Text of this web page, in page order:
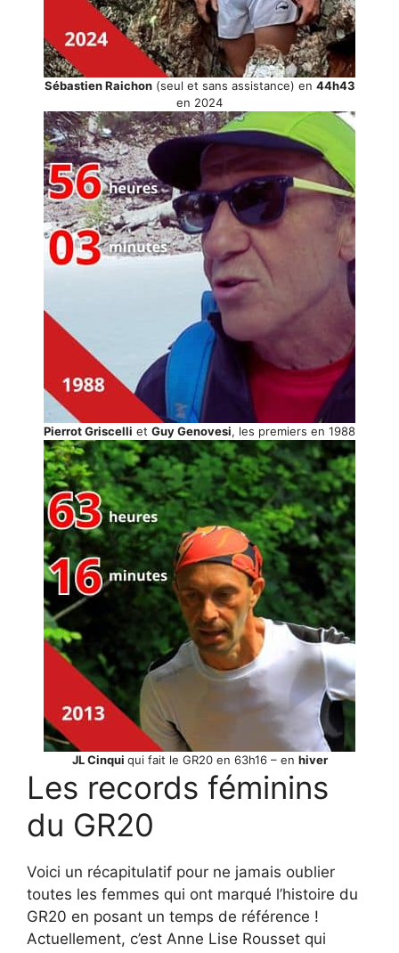
Sébastien Raichon(seul et sans assistance) en 44h43
en 2024
Pierrot Griscelli et Guy Genovesi, les premiers en 1988
JL Cinqui qui fait le GR20 en 63h16 – en hiver
Les records féminins
du GR20
Voici un récapitulatif pour ne jamais oublier
toutes les femmes qui ont marqué l’histoire du
GR20 en posant un temps de référence !
Actuellement, c’est Anne Lise Rousset qui